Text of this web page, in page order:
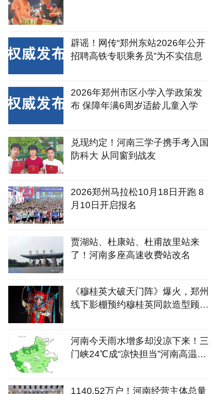
辟谣！网传“郑州东站2026年公开
招聘高铁专职乘务员”为不实信息
2026年郑州市区小学入学政策发
布 保障年满6周岁适龄儿童入学
兑现约定！河南三学子携手考入国
防科大 从同窗到战友
2026郑州马拉松10月18日开跑 8
月10日开启报名
贾湖站、杜康站、杜甫故里站来
了！河南多座高速收费站改名
《穆桂英大破天门阵》爆火，郑州
线下影棚预约穆桂英同款造型顾客
河南今天雨水增多却没凉下来！三
门峡24℃成“凉快担当”河南高温何
1140.52万户！河南经营主体总量